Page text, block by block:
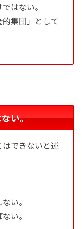
はない。
集団」として
い。
できないと述
い。
い。